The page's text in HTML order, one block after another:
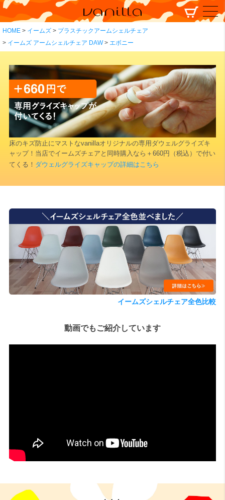
HOME イームズ
プラスチックアームシェルチェア
イームズ アームシェルチェア DAW
エボニー
検索
床のキズ防止にマストなvanillaオリジナルの専用ダウェルグライズキ
ャップ！当店でイームズチェアと同時購入なら＋660円（税込）で付い
てくる！ ダウェルグライズキャップの詳細はこちら
イームズシェルチェア全色比較
動画でもご紹介しています